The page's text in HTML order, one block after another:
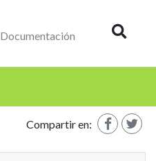
Documentación
Compartir en: